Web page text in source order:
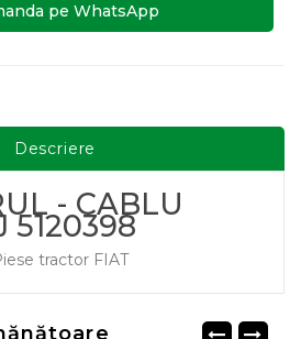
pe WhatsApp
Descriere
- CABLU
5120398
tractor FIAT